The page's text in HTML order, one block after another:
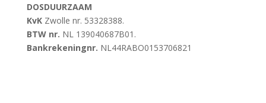
DOSDUURZAAM
KvKZwolle nr. 53328388.
BTW nr. NL 139040687B01.
Bankrekeningnr. NL44RABO0153706821